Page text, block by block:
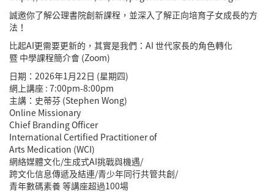
誠邀你了解公理書院創新課程，並深入了解正向培育子女成長的方
法！
比起AI更需要更新的，其實是我們：AI 世代家長的角色轉化
暨 中學課程簡介會 (Zoom)
日期：2026年1月22日 (星期四)
網上講座 : 7:00pm-8:00pm
主講：史蒂芬 (Stephen Wong)
Online Missionary
Chief Branding Officer
International Certified Practitioner of
Arts Medication (WCI)
網絡媒體文化/生成式AI挑戰與機遇/
跨文化信息傳遞及結連/青少年同行共管共創/
青年數碼素養 等講座超過100場